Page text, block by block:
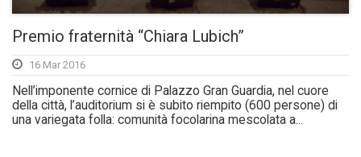
Premio fraternità “Chiara Lubich”
16 Mar 2016
Nell’imponente cornice di Palazzo Gran Guardia, nel cuore
della città, l’auditorium si è subito riempito (600 persone) di
una variegata folla: comunità focolarina mescolata a...